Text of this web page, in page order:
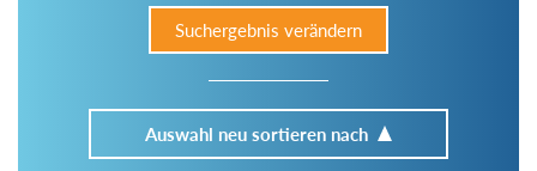
Suchergebnis verändern
Auswahl neu sortieren nach